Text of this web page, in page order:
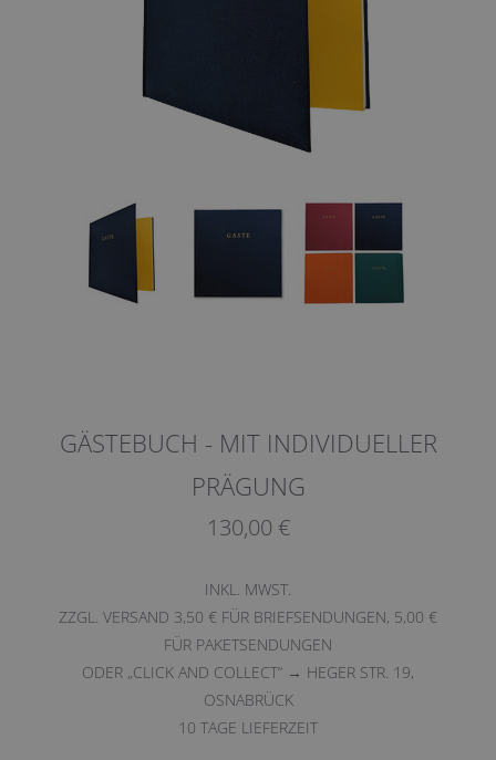
GÄSTEBUCH - MIT INDIVIDUELLER
PRÄGUNG
130,00 €
INKL. MWST.
ZZGL. VERSAND 3,50 € FÜR BRIEFSENDUNGEN, 5,00 €
FÜR PAKETSENDUNGEN
ODER „CLICK AND COLLECT“ → HEGER STR. 19,
OSNABRÜCK
10 TAGE LIEFERZEIT